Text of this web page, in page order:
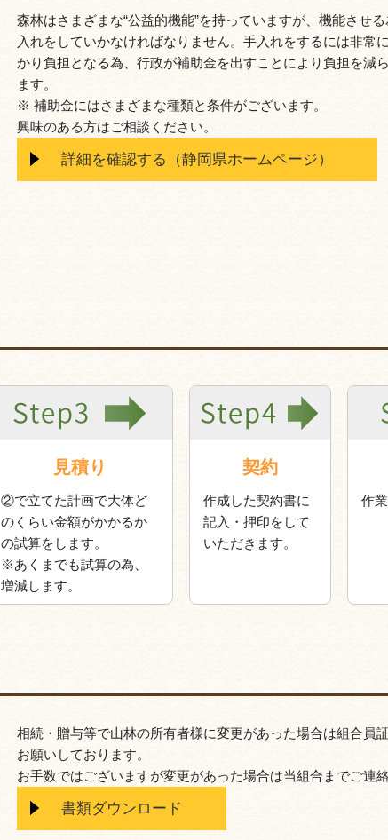
森林はさまざまな“公益的機能”を持っていますが、機能させ
入れをしていかなければなりません。手入れをするには非常
かり負担となる為、行政が補助金を出すことにより負担を減
ます。
※ 補助金にはさまざまな種類と条件がございます。
興味のある方はご相談ください。
詳細を確認する（静岡県ホームページ）
見積り
②で立てた計画で大体ど
のくらい金額がかかるか
の試算をします。
※あくまでも試算の為、
増減します。
契約
作成した契約書に
記入・押印をして
いただきます。
作
相続・贈与等で山林の所有者様に変更があった場合は組合員
お願いしております。
お手数ではございますが変更があった場合は当組合までご連絡
書類ダウンロード